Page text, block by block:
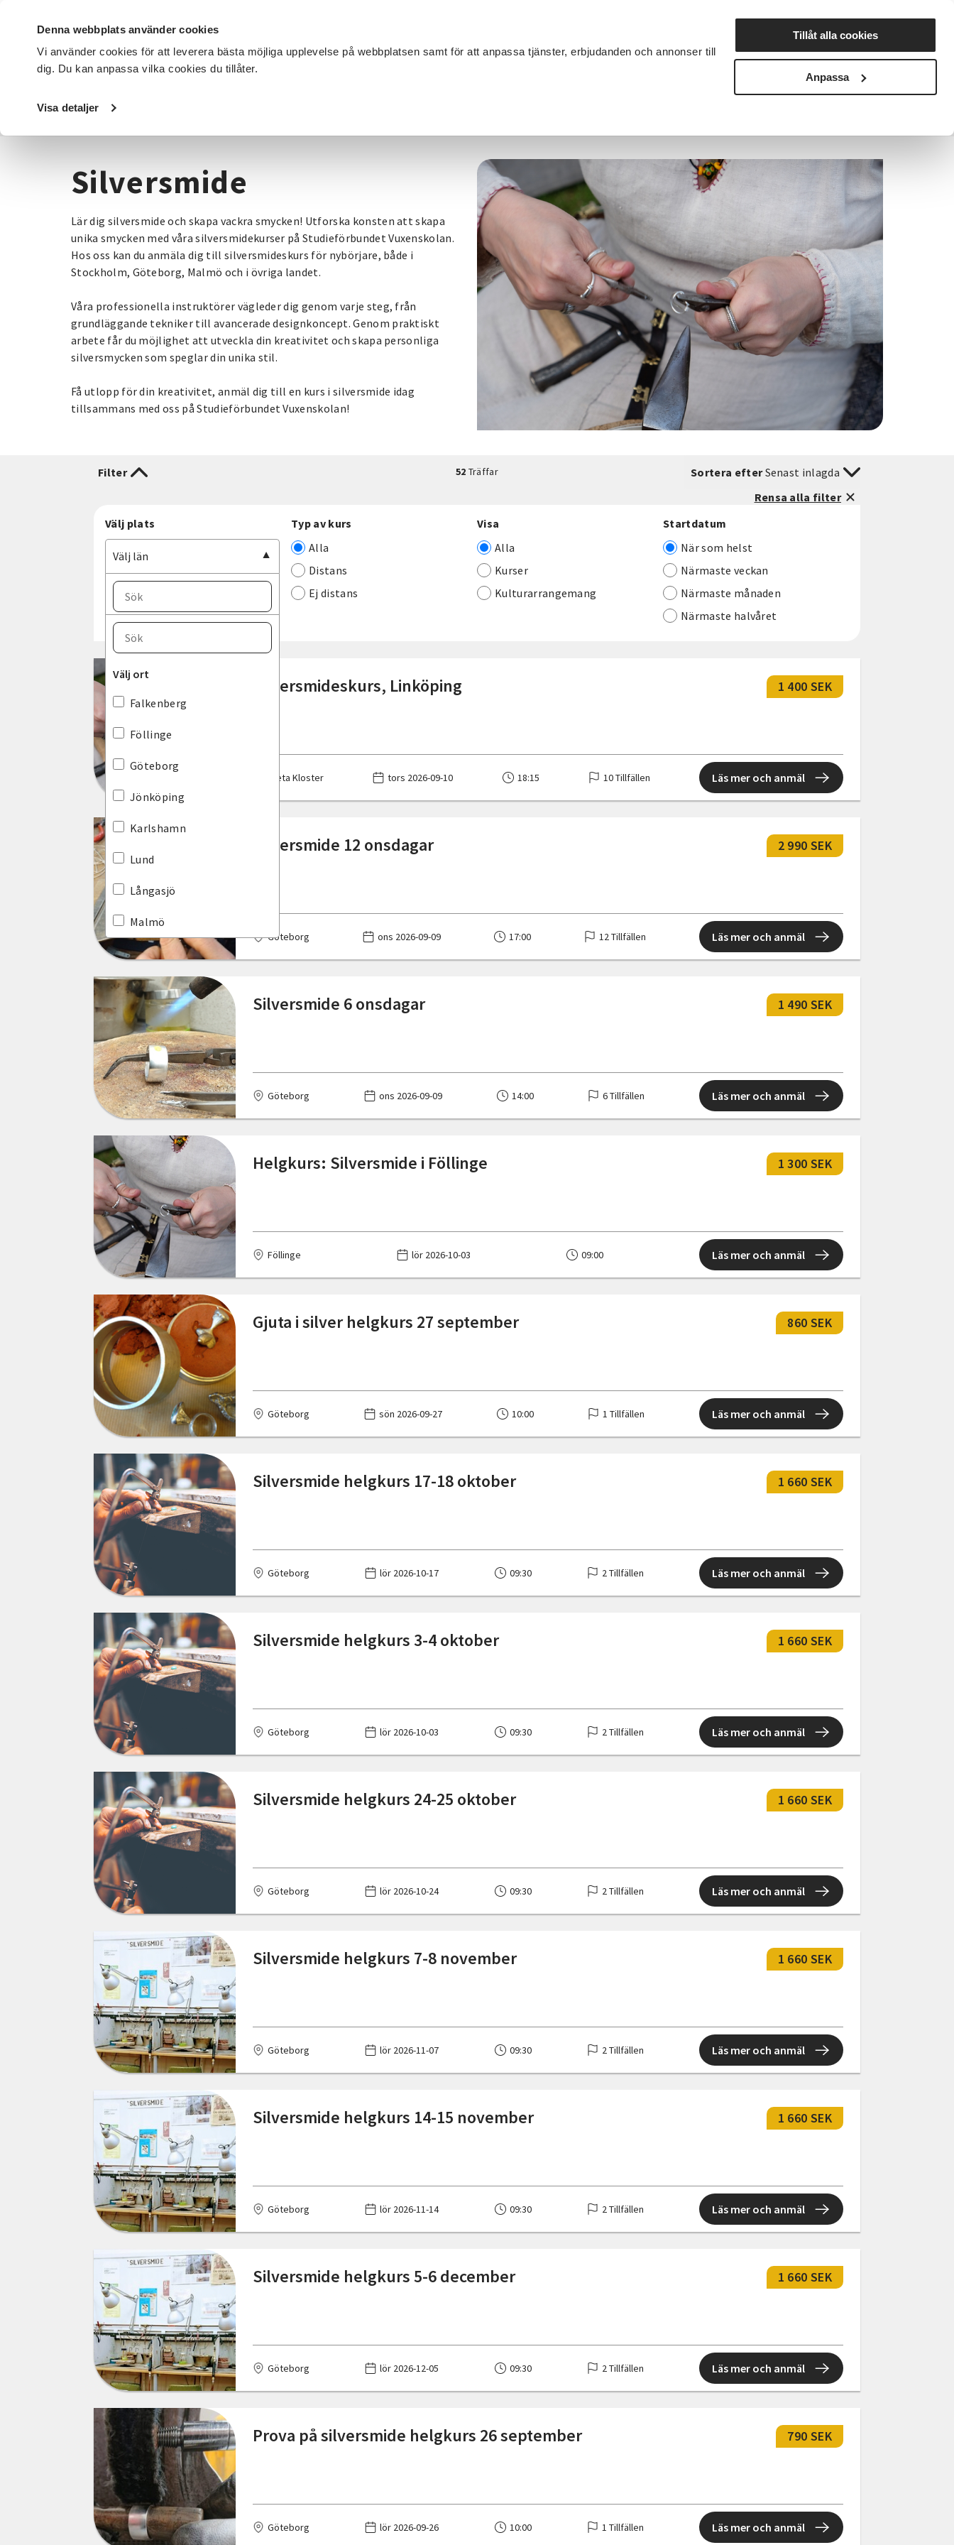
Denna webbplats använder cookies
Vi använder cookies för att leverera bästa möjliga upplevelse på webbplatsen samt för att anpassa tjänster, erbjudanden och annonser till
dig. Du kan anpassa vilka cookies du tillåter.
Visa detaljer
Tillåt alla cookies
Anpassa
DET HÄR GÖR VI FÖR DIG SOM SÖK KURSER OCH EVENEMANG Nyheter Avdelningar
Startsida / Kurser och evenemang
Silversmide
Lär dig silversmide och skapa vackra smycken! Utforska konsten att skapa
unika smycken med våra silversmidekurser på Studieförbundet Vuxenskolan.
Hos oss kan du anmäla dig till silversmideskurs för nybörjare, både i
Stockholm, Göteborg, Malmö och i övriga landet.
Våra professionella instruktörer vägleder dig genom varje steg, från
grundläggande tekniker till avancerade designkoncept. Genom praktiskt
arbete får du möjlighet att utveckla din kreativitet och skapa personliga
silversmycken som speglar din unika stil.
Få utlopp för din kreativitet, anmäl dig till en kurs i silversmide idag
tillsammans med oss på Studieförbundet Vuxenskolan!
Filter 52 Träffar Sortera efterSenast inlagda
Rensa alla filter
Välj plats
Välj län
Välj län
Norrbottens län
Skåne län
Stockholms län
Södermanlands län
Uppsala län
Värmlands län
Västernorrlands län
Västmanlands län
Västra Götalands län
Örebro län
Välj ort
Välj ort
Falkenberg
Föllinge
Göteborg
Jönköping
Karlshamn
Lund
Långasjö
Malmö
Mölndal
Nybro
Trelleborg
Vreta Kloster
Västervik
Växjö
Typ av kurs
Alla
Distans
Ej distans
Visa
Alla
Kurser
Kulturarrangemang
Startdatum
När som helst
Närmaste veckan
Närmaste månaden
Närmaste halvåret
Silversmideskurs, Linköping 1 400 SEK
Vreta Kloster tors 2026-09-10 18:15 10 Tillfällen Läs mer och anmäl
Silversmide 12 onsdagar 2 990 SEK
Göteborg ons 2026-09-09 17:00 12 Tillfällen Läs mer och anmäl
Silversmide 6 onsdagar 1 490 SEK
Göteborg ons 2026-09-09 14:00 6 Tillfällen Läs mer och anmäl
Helgkurs: Silversmide i Föllinge 1 300 SEK
Föllinge lör 2026-10-03 09:00 Läs mer och anmäl
Gjuta i silver helgkurs 27 september 860 SEK
Göteborg sön 2026-09-27 10:00 1 Tillfällen Läs mer och anmäl
Silversmide helgkurs 17-18 oktober 1 660 SEK
Göteborg lör 2026-10-17 09:30 2 Tillfällen Läs mer och anmäl
Silversmide helgkurs 3-4 oktober 1 660 SEK
Göteborg lör 2026-10-03 09:30 2 Tillfällen Läs mer och anmäl
Silversmide helgkurs 24-25 oktober 1 660 SEK
Göteborg lör 2026-10-24 09:30 2 Tillfällen Läs mer och anmäl
Silversmide helgkurs 7-8 november 1 660 SEK
Göteborg lör 2026-11-07 09:30 2 Tillfällen Läs mer och anmäl
Silversmide helgkurs 14-15 november 1 660 SEK
Göteborg lör 2026-11-14 09:30 2 Tillfällen Läs mer och anmäl
Silversmide helgkurs 5-6 december 1 660 SEK
Göteborg lör 2026-12-05 09:30 2 Tillfällen Läs mer och anmäl
Prova på silversmide helgkurs 26 september 790 SEK
Göteborg lör 2026-09-26 10:00 1 Tillfällen Läs mer och anmäl